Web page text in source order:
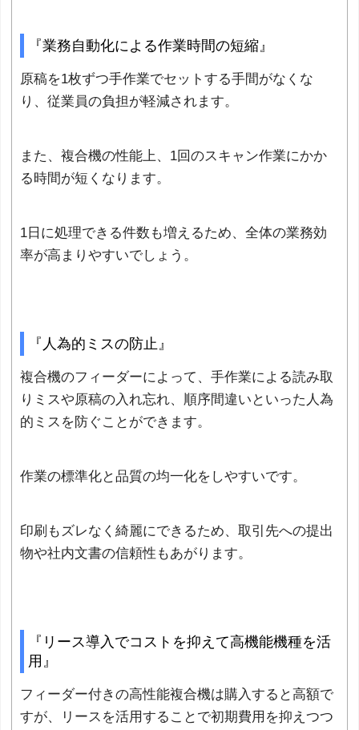
『業務自動化による作業時間の短縮』
原稿を1枚ずつ手作業でセットする手間がなくな
り、従業員の負担が軽減されます。
また、複合機の性能上、1回のスキャン作業にかか
る時間が短くなります。
1日に処理できる件数も増えるため、全体の業務効
率が高まりやすいでしょう。
『人為的ミスの防止』
複合機のフィーダーによって、手作業による読み取
りミスや原稿の入れ忘れ、順序間違いといった人為
的ミスを防ぐことができます。
作業の標準化と品質の均一化をしやすいです。
印刷もズレなく綺麗にできるため、取引先への提出
物や社内文書の信頼性もあがります。
『リース導入でコストを抑えて高機能機種を活
用』
フィーダー付きの高性能複合機は購入すると高額で
すが、リースを活用することで初期費用を抑えつつ